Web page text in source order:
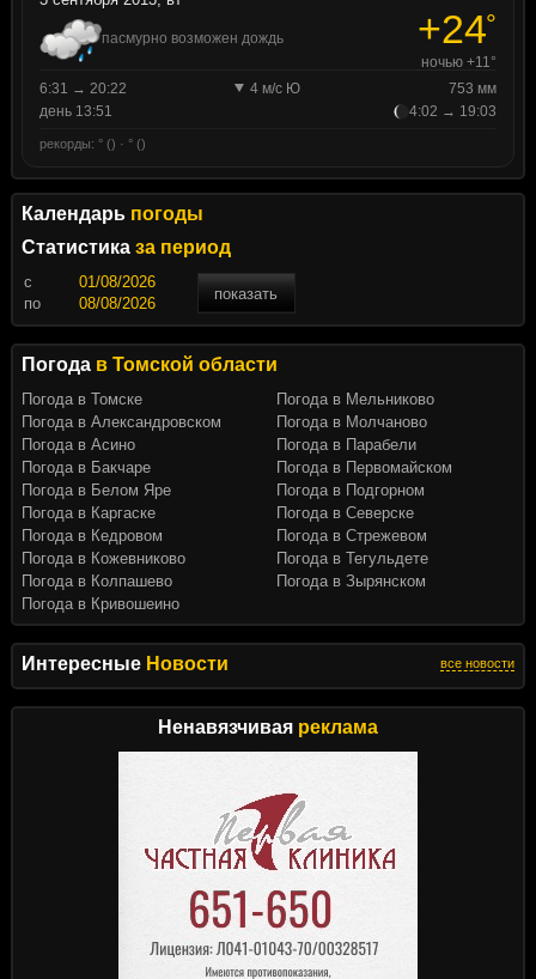
Интересные Новости все новости
Ненавязчивая реклама
пасмурно возможен дождь +24°
ночью +11°
6:31 → 20:22
4 м/с Ю
753 мм
день 13:51
4:02 → 19:03
рекорды: ° () · ° ()
Календарь погоды
Статистика за период
c
показать
по
Погода в Томской области
Погода в Томске
Погода в Александровском
Погода в Асино
Погода в Бакчаре
Погода в Белом Яре
Погода в Каргаске
Погода в Кедровом
Погода в Кожевниково
Погода в Колпашево
Погода в Кривошеино
Погода в Мельниково
Погода в Молчаново
Погода в Парабели
Погода в Первомайском
Погода в Подгорном
Погода в Северске
Погода в Стрежевом
Погода в Тегульдете
Погода в Зырянском